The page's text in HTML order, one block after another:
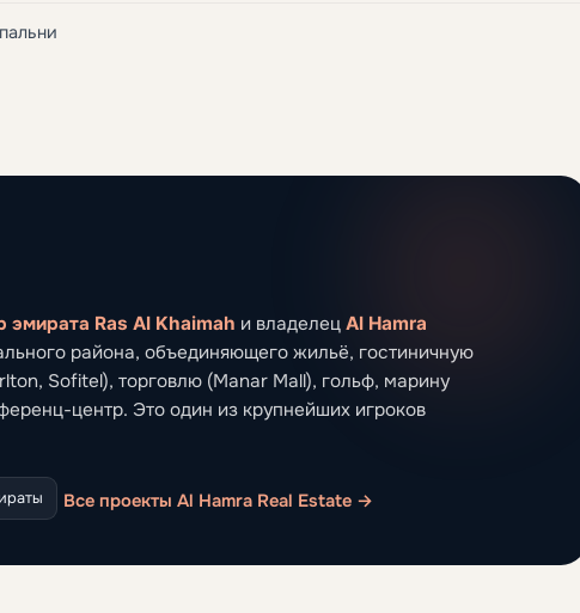
Ras Al Khaimah и владелец Al Hamra
района, объединяющего жильё, гостиничную
Sofitel), торговлю (Manar Mall), гольф, марину
центр. Это один из крупнейших игроков
Все проекты Al Hamra Real Estate →